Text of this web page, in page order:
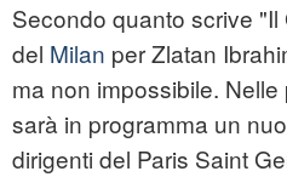
Secondo quanto scrive "Il
del Milan per Zlatan
ma non impossibile.
sarà in programma un
dirigenti del Paris Saint